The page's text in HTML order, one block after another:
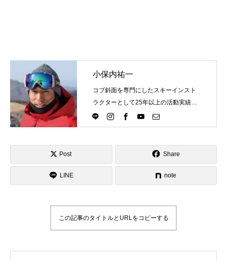
小保内祐一
コブ斜面を専門にしたスキーインスト
ラクターとして25年以上の活動実績。
Directlineスキースクール代表として、
スキーインストラクターが職業選択の
Post Share
LINE note
この記事のタイトルとURLをコピーする